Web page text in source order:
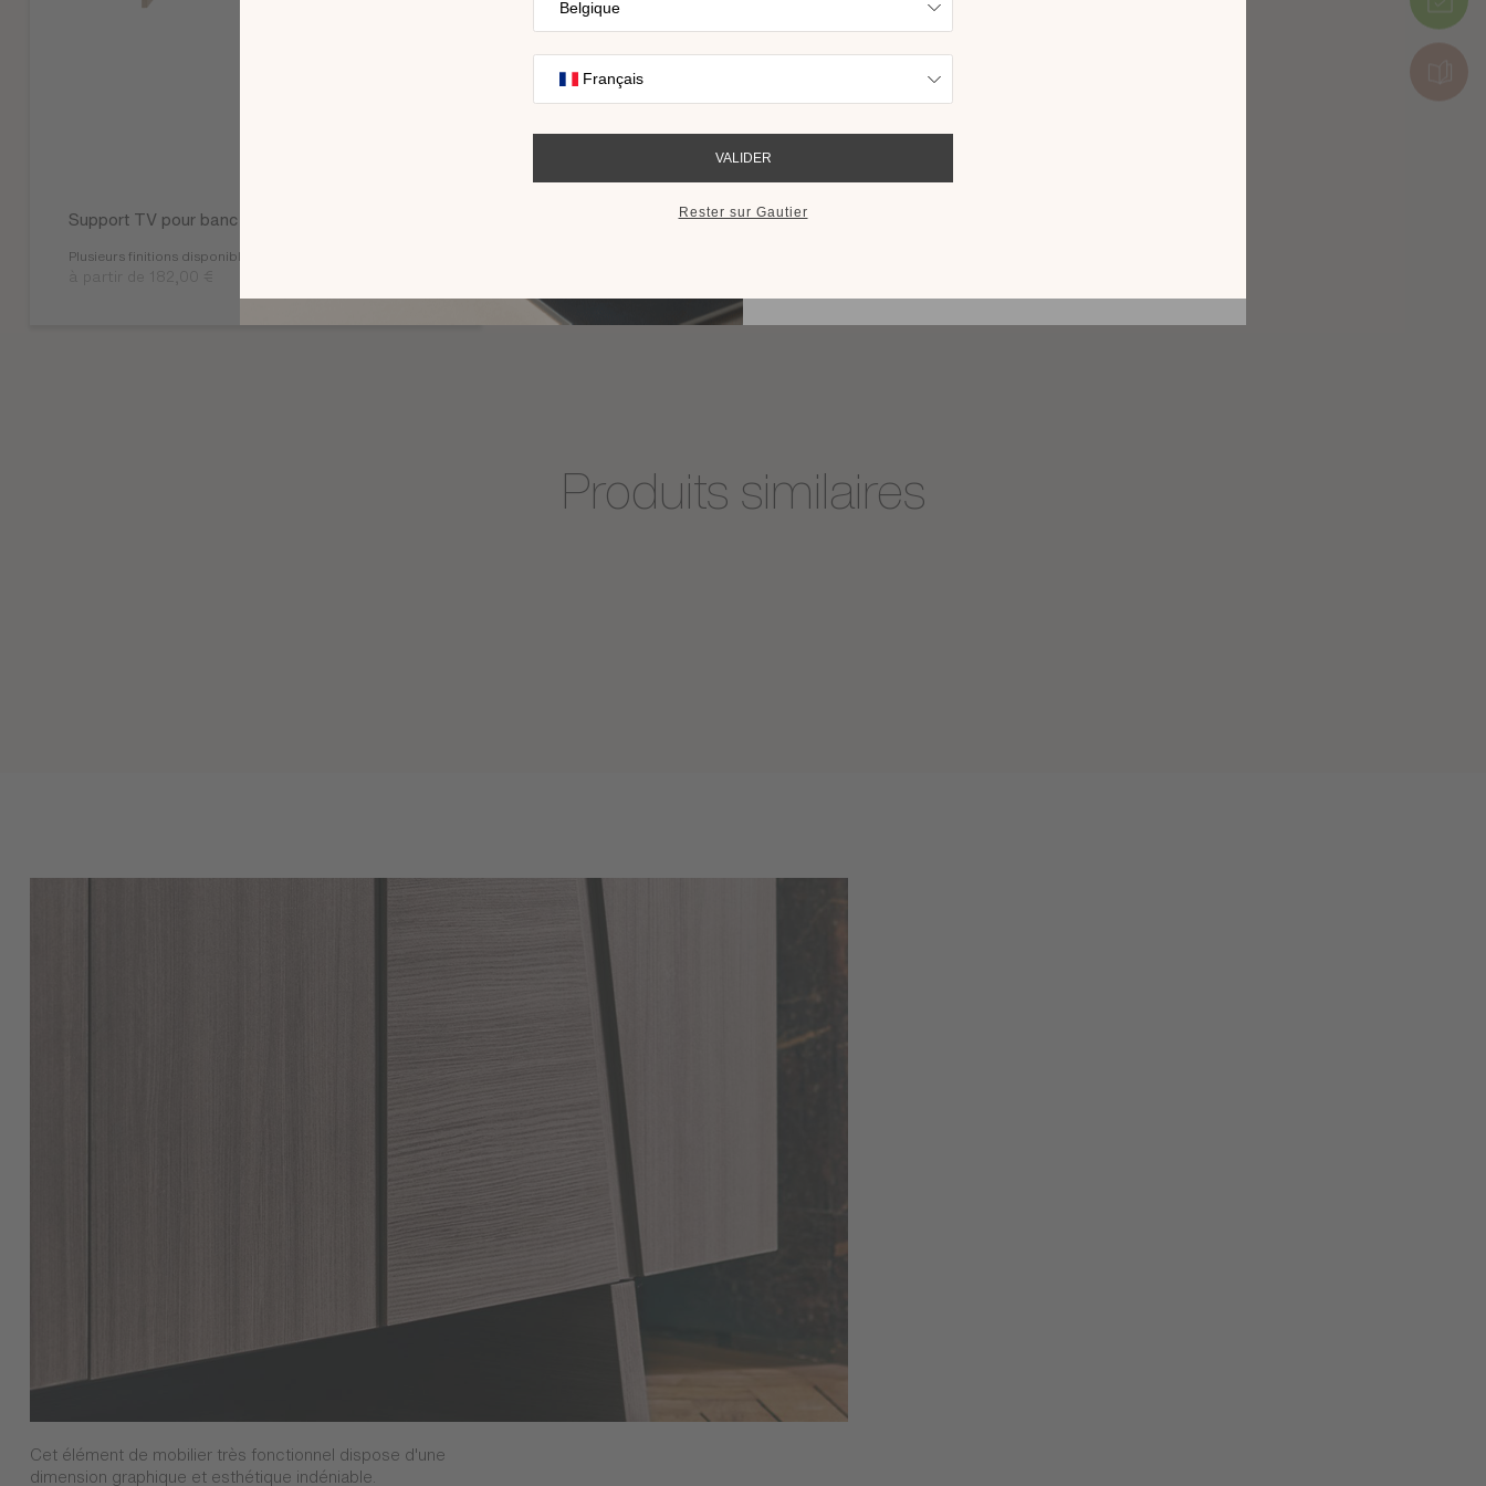
Support TV pour banc TV L.160 Arco
Plusieurs finitions disponibles
à partir de 182,00 €
Produits similaires
Cet élément de mobilier très fonctionnel dispose d'une
dimension graphique et esthétique indéniable.
nos collections sur l’écran de votre
RECEVOIR LE CATALOGUE 2026